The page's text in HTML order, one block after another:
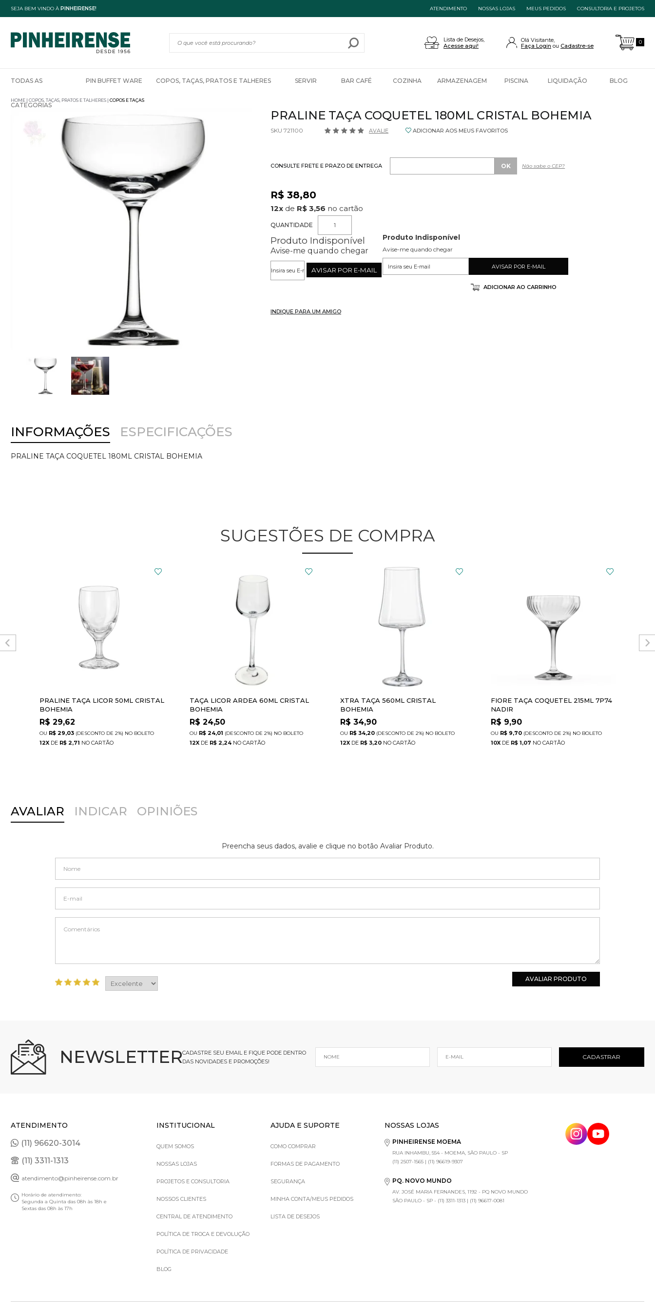
SEJA BEM VINDO À PINHEIRENSE! ATENDIMENTO NOSSAS LOJAS MEUS PEDIDOS CONSULTORIA E PROJETOS
0
Olá Visitante,
Faça Login
Cadastre-se
Lista de Desejos,
Acesse aqui!
TODAS AS
CATEGORIAS
PIN BUFFET WARE COPOS, TAÇAS, PRATOS E TALHERES SERVIR BAR CAFÉ COZINHA ARMAZENAGEM PISCINA LIQUIDAÇÃO BLOG
HOME COPOS, TAÇAS, PRATOS E TALHERES COPOS E TAÇAS
PRALINE TAÇA COQUETEL 180ML CRISTAL BOHEMIA
SKU 721100 AVALIE ADICIONAR AOS MEUS FAVORITOS
CONSULTE FRETE E PRAZO DE ENTREGA Não sabe o CEP?
R$ 38,80
12x de R$ 3,56
QUANTIDADE
Produto Indisponível
Avise-me quando chegar
Produto Indisponível
Avise-me quando chegar
ADICIONAR AO CARRINHO
INDIQUE PARA UM AMIGO
INFORMAÇÕES ESPECIFICAÇÕES
PRALINE TAÇA COQUETEL 180ML CRISTAL BOHEMIA
SUGESTÕES DE COMPRA
PRALINE TAÇA LICOR 50ML CRISTAL
BOHEMIA
R$ 29,62
R$ 29,03 (DESCONTO DE 2%) NO BOLETO
12X DE R$ 2,71
TAÇA LICOR ARDEA 60ML CRISTAL
BOHEMIA
R$ 24,50
R$ 24,01 (DESCONTO DE 2%) NO BOLETO
12X DE R$ 2,24
XTRA TAÇA 560ML CRISTAL
BOHEMIA
R$ 34,90
R$ 34,20 (DESCONTO DE 2%) NO BOLETO
12X DE R$ 3,20
FIORE TAÇA COQUETEL 215ML 7P74
NADIR
R$ 9,90
R$ 9,70 (DESCONTO DE 2%) NO BOLETO
10X DE R$ 1,07
AVALIAR INDICAR OPINIÕES
Preencha seus dados, avalie e clique no botão Avaliar Produto.
AVALIAR PRODUTO
NEWSLETTERCADASTRE SEU EMAIL E FIQUE PODE DENTRO
DAS NOVIDADES E PROMOÇÕES!
ATENDIMENTO
(11) 96620-3014
(11) 3311-1313
atendimento@pinheirense.com.br
Horário de atendimento:
Segunda a Quinta das 08h às 18h e
Sextas das 08h às 17h
INSTITUCIONAL
QUEM SOMOS
NOSSAS LOJAS
PROJETOS E CONSULTORIA
NOSSOS CLIENTES
CENTRAL DE ATENDIMENTO
POLÍTICA DE TROCA E DEVOLUÇÃO
POLÍTICA DE PRIVACIDADE
BLOG
AJUDA E SUPORTE
COMO COMPRAR
FORMAS DE PAGAMENTO
SEGURANÇA
MINHA CONTA/MEUS PEDIDOS
LISTA DE DESEJOS
NOSSAS LOJAS
PINHEIRENSE MOEMA
RUA INHAMBU, 554 - MOEMA, SÃO PAULO - SP
(11) 2507-1565 | (11) 96619-9307
PQ. NOVO MUNDO
AV. JOSÉ MARIA FERNANDES, 1192 - PQ NOVO MUNDO
SÃO PAULO - SP - (11) 3311-1313 | (11) 96617-0081